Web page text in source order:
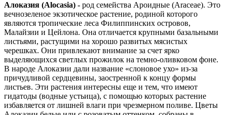
Алоказия (Alocasia) - род семейства Ароидные (Araceae). Это
вечнозеленое экзотическое растение, родиной которого
являются тропические леса Филиппинских островов,
Малайзии и Цейлона. Она отличается крупными базальными
листьями, растущими на хорошо развитых мясистых
черешках. Они привлекают внимание за счет ярко
выделяющихся светлых прожилок на темно-оливковом фоне.
В народе Алоказии дали название «слоновое ухо» из-за
причудливой сердцевины, заостренной к концу формы
листьев. Эти растения интересны еще и тем, что имеют
гидатоды (водные устьица), с помощью которых растение
избавляется от лишней влаги при чрезмерном поливе. Цветы